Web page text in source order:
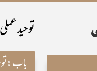
توحید عملی
باب: